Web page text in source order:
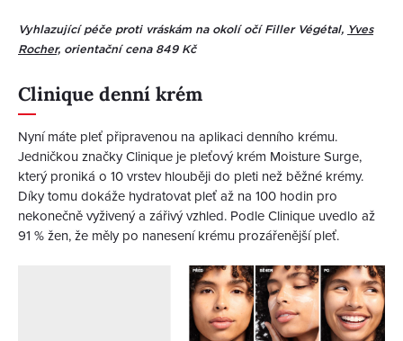
Vyhlazující péče proti vráskám na okolí očí Filler Végétal, Yves
Rocher, orientační cena 849 Kč
Clinique denní krém
Nyní máte pleť připravenou na aplikaci denního krému.
Jedničkou značky Clinique je pleťový krém Moisture Surge,
který proniká o 10 vrstev hlouběji do pleti než běžné krémy.
Díky tomu dokáže hydratovat pleť až na 100 hodin pro
nekonečně vyživený a zářivý vzhled. Podle Clinique uvedlo až
91 % žen, že měly po nanesení krému prozářenější pleť.